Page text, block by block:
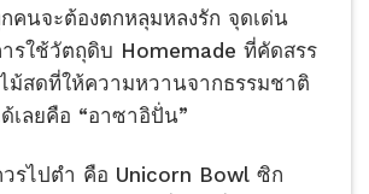
คนจะต้องตกหลุมหลงรัก จุดเด่น
รใช้วัตถุดิบ Homemade ที่คัดสรร
ม้สดที่ให้ความหวานจากธรรมชาติ
เลยคือ “อาซาอิปั่น”
รไปตำ คือ Unicorn Bowl ซิก